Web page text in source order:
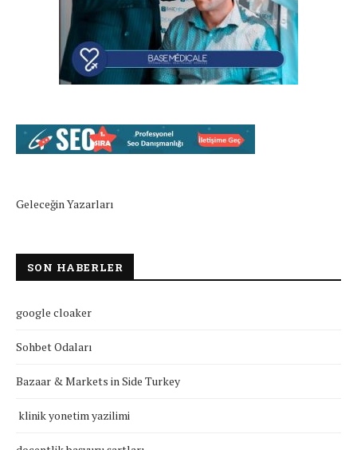
Geleceğin Yazarları
SON HABERLER
google cloaker
Sohbet Odaları
Bazaar & Markets in Side Turkey
klinik yonetim yazilimi